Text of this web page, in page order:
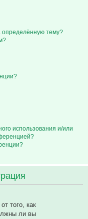
определённую тему?
использования и/или
того, как
ли вы